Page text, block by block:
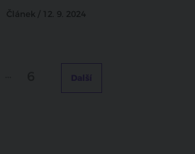
Článek / 12. 9. 2024